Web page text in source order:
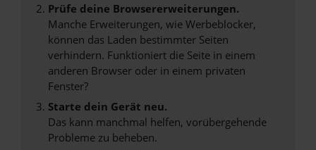
Prüfe deine Browsererweiterungen.
Manche Erweiterungen, wie Werbeblocker,
können das Laden bestimmter Seiten
verhindern. Funktioniert die Seite in einem
anderen Browser oder in einem privaten
Fenster?
Starte dein Gerät neu.
Das kann manchmal helfen, vorübergehende
Probleme zu beheben.